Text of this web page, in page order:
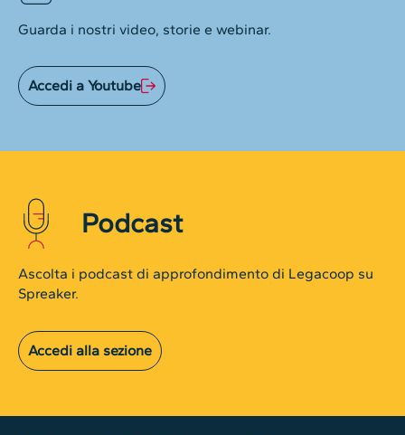
Guarda i nostri video, storie e webinar.
Accedi a Youtube
Podcast
Ascolta i podcast di approfondimento di Legacoop su
Spreaker.
Accedi alla sezione